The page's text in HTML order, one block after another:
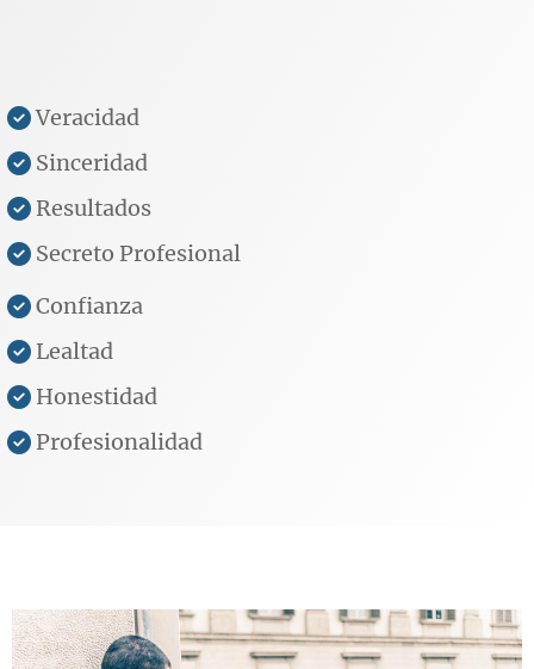
Veracidad
Sinceridad
Resultados
Secreto Profesional
Confianza
Lealtad
Honestidad
Profesionalidad